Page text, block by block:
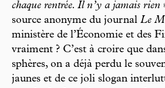
chaque rentrée. Il n’y a jamais rien
source anonyme du journal Le
ministère de l’Économie et des
vraiment ? C’est à croire que
sphères, on a déjà perdu le
jaunes et de ce joli slogan